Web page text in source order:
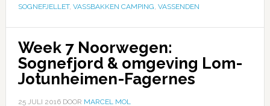
SOGNEFJELLET, VASSBAKKEN CAMPING, VASSENDEN
Week 7 Noorwegen:
Sognefjord & omgeving Lom-
Jotunheimen-Fagernes
25 JULI 2016DOOR MARCEL MOL